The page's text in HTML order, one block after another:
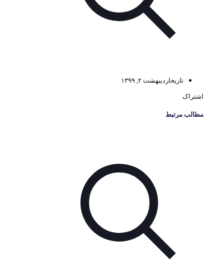
تاریخاردیبهشت ۲, ۱۳۹۹
اشتراک
مطالب مرتبط